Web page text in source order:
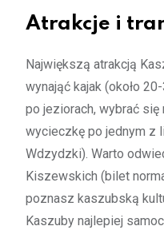
Atrakcje i
Największą atrakcją
wynająć kajak (około
po jeziorach, wybrać
wycieczkę po jednym z
Wdzydzki). Warto
Kiszewskich (bilet
poznasz kaszubską
Kaszuby najlepiej